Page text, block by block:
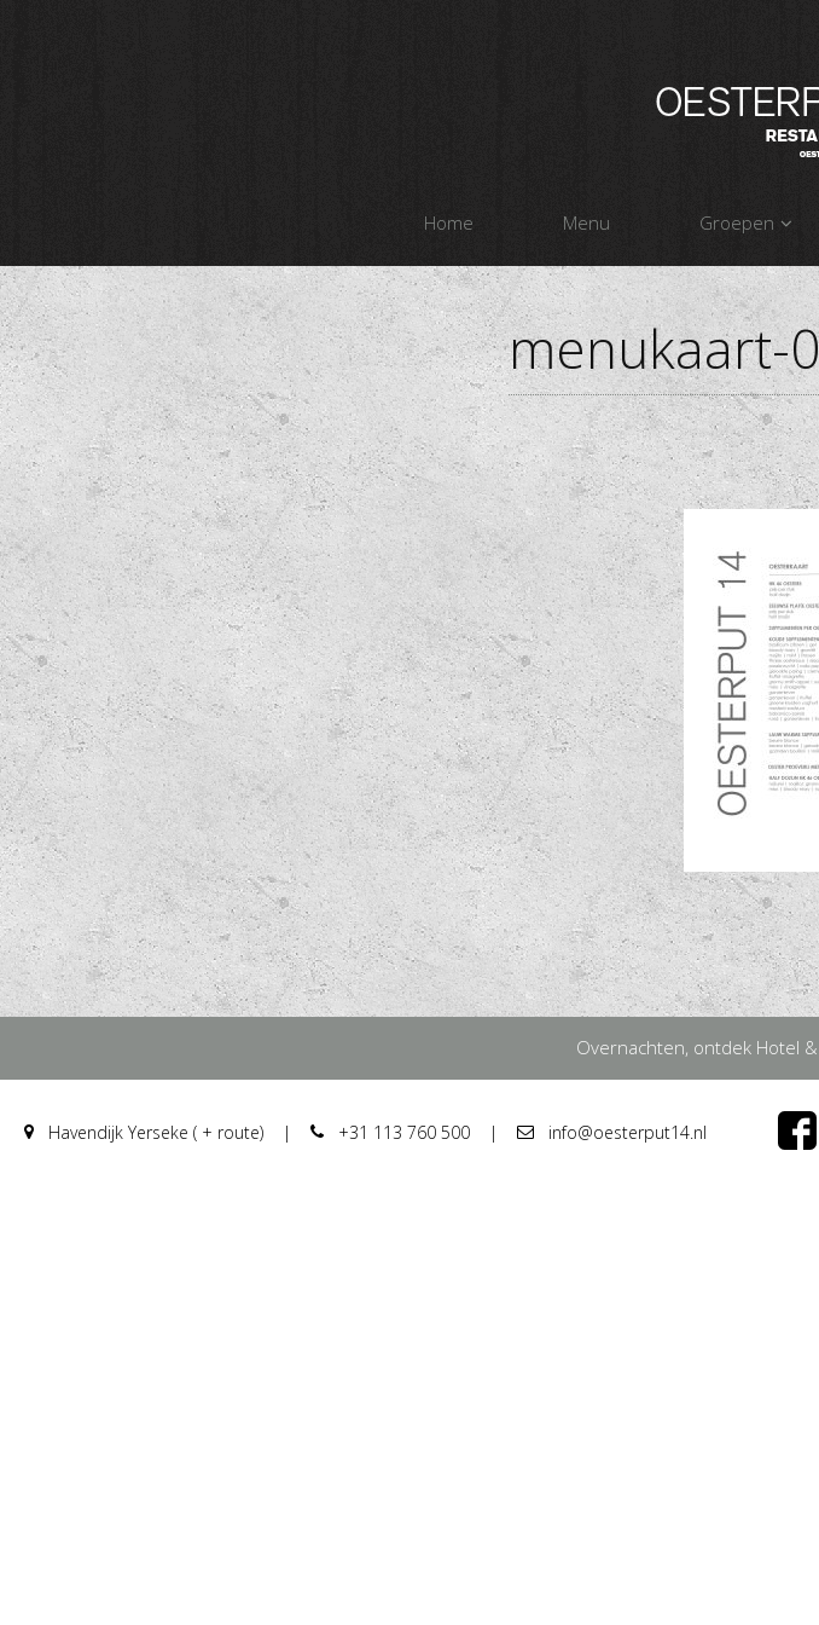
Home Menu Groepen
menukaart-
Overnachten, ontdek Hotel
Havendijk Yerseke ( + route) | +31 113 760 500 | info@oesterput14.nl